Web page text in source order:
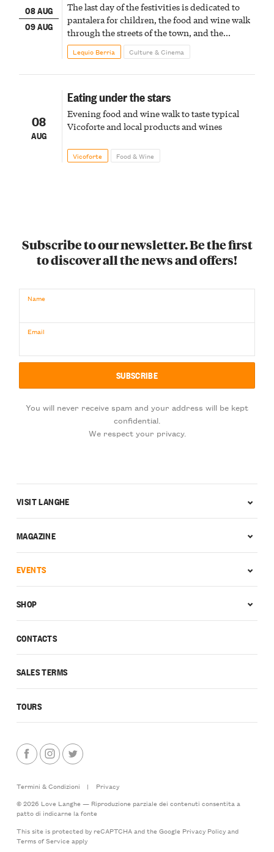
08 AUG
09 AUG
The last day of the festivities is dedicated to
pantalera for children, the food and wine walk
through the streets of the town, and the
fireworks finale
Lequio Berria Culture & Cinema
08
AUG
Eating under the stars
Evening food and wine walk to taste typical
Vicoforte and local products and wines
Vicoforte Food & Wine
Subscribe to our newsletter. Be the first
to discover all the news and offers!
Name
Email
You will never receive spam and your address will be kept
confidential.
We respect your privacy.
CONTACTS
SALES TERMS
TOURS
VISIT LANGHE
MAGAZINE
EVENTS
SHOP
Termini & Condizioni |
Privacy
© 2026 Love Langhe — Riproduzione parziale dei contenuti consentita a
patto di indicarne la fonte
This site is protected by reCAPTCHA and the Google Privacy Policyand
Terms of Serviceapply